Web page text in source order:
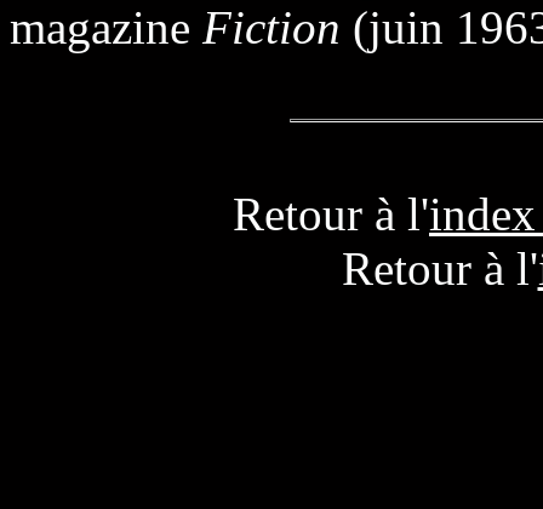
magazine Fiction (juin
Retour à l'
Retour à l'